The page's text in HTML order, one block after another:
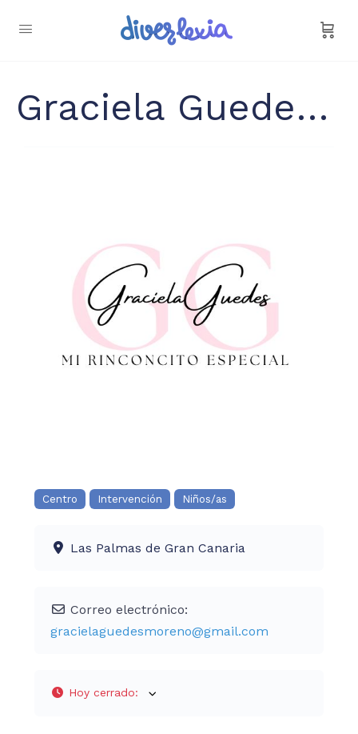
Graciela Guedes Moreno @mirinconcitoespecial_
Centro Intervención Niños/as
Las Palmas de Gran Canaria
Correo electrónico:
gracielaguedesmoreno@gmail.com
Hoy cerrado: